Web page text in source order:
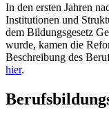
In den ersten Jahren
Institutionen und
dem Bildungsgesetz
wurde, kamen die
Beschreibung des
hier.